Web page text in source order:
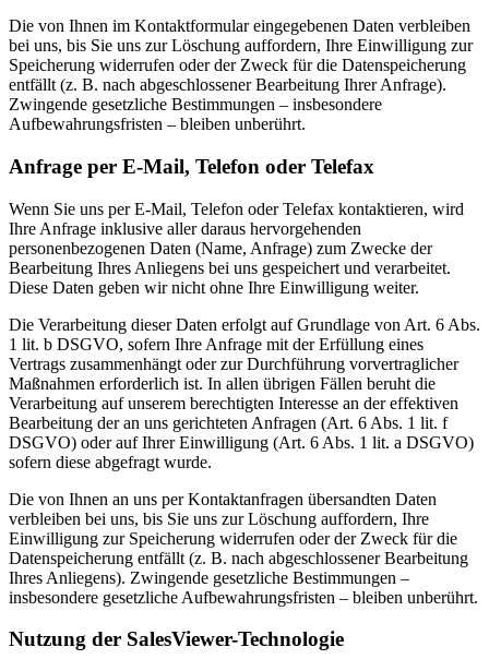
Die von Ihnen im Kontaktformular eingegebenen Daten verbleiben
bei uns, bis Sie uns zur Löschung auffordern, Ihre Einwilligung zur
Speicherung widerrufen oder der Zweck für die Datenspeicherung
entfällt (z. B. nach abgeschlossener Bearbeitung Ihrer Anfrage).
Zwingende gesetzliche Bestimmungen – insbesondere
Aufbewahrungsfristen – bleiben unberührt.
Anfrage per E-Mail, Telefon oder Telefax
Wenn Sie uns per E-Mail, Telefon oder Telefax kontaktieren, wird
Ihre Anfrage inklusive aller daraus hervorgehenden
personenbezogenen Daten (Name, Anfrage) zum Zwecke der
Bearbeitung Ihres Anliegens bei uns gespeichert und verarbeitet.
Diese Daten geben wir nicht ohne Ihre Einwilligung weiter.
Die Verarbeitung dieser Daten erfolgt auf Grundlage von Art. 6 Abs.
1 lit. b DSGVO, sofern Ihre Anfrage mit der Erfüllung eines
Vertrags zusammenhängt oder zur Durchführung vorvertraglicher
Maßnahmen erforderlich ist. In allen übrigen Fällen beruht die
Verarbeitung auf unserem berechtigten Interesse an der effektiven
Bearbeitung der an uns gerichteten Anfragen (Art. 6 Abs. 1 lit. f
DSGVO) oder auf Ihrer Einwilligung (Art. 6 Abs. 1 lit. a DSGVO)
sofern diese abgefragt wurde.
Die von Ihnen an uns per Kontaktanfragen übersandten Daten
verbleiben bei uns, bis Sie uns zur Löschung auffordern, Ihre
Einwilligung zur Speicherung widerrufen oder der Zweck für die
Datenspeicherung entfällt (z. B. nach abgeschlossener Bearbeitung
Ihres Anliegens). Zwingende gesetzliche Bestimmungen –
insbesondere gesetzliche Aufbewahrungsfristen – bleiben unberührt.
Nutzung der SalesViewer-Technologie